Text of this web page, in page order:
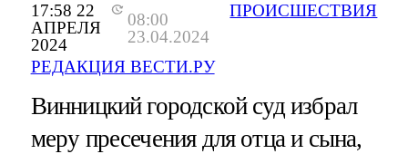
17:58 22
АПРЕЛЯ
2024
08:00
23.04.2024
РЕДАКЦИЯ ВЕСТИ.РУ
ПРОИСШЕСТВИЯ
Винницкий городской суд избрал
меру пресечения для отца и сына,